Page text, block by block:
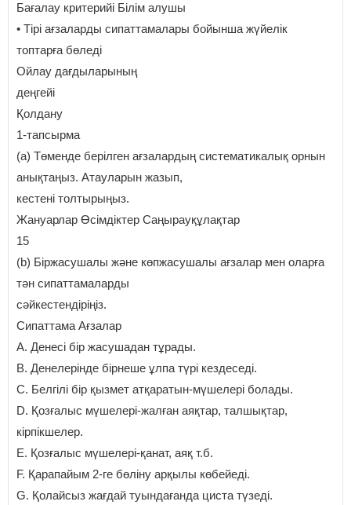
Бағалау критерийі Білім алушы
• Тірі ағзаларды сипаттамалары бойынша жүйелік
топтарға бөледі
Ойлау дағдыларының
деңгейі
Қолдану
1-тапсырма
(a) Төменде берілген ағзалардың систематикалық орнын
анықтаңыз. Aтауларын жазып,
кестені толтырыңыз.
Жануарлар Өсімдіктер Саңырауқұлақтар
15
(b) Біржасушалы және көпжасушалы ағзалар мен оларға
тән сипаттамаларды
сәйкестендіріңіз.
Сипаттама Ағзалар
A. Денесі бір жасушадан тұрады.
B. Денелерінде бірнеше ұлпа түрі кездеседі.
C. Белгілі бір қызмет атқаратын-мүшелері болады.
D. Қозғалыс мүшелері-жалған аяқтар, талшықтар,
кірпікшелер.
E. Қозғалыс мүшелері-қанат, аяқ т.б.
F. Қарапайым 2-ге бөліну арқылы көбейеді.
G. Қолайсыз жағдай туындағанда циста түзеді.